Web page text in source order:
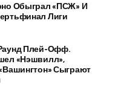
Обыграл «ПСЖ» И
Лиги
Плей-Офф.
«Нэшвилл»,
Сыграют